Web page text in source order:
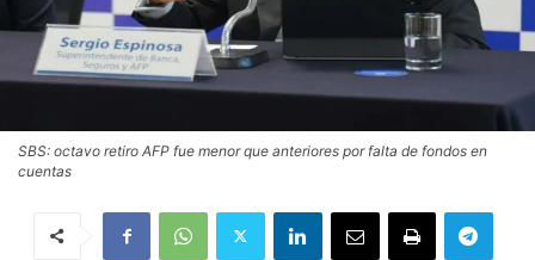
SBS: octavo retiro AFP fue menor que anteriores por falta de fondos en
cuentas